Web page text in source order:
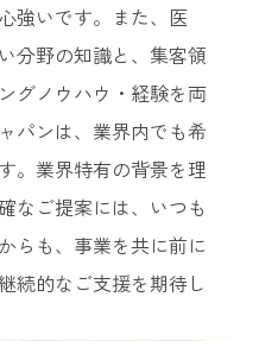
強いです。また、医
分野の知識と、集客領
グノウハウ・経験を両
パンは、業界内でも希
。業界特有の背景を理
なご提案には、いつも
らも、事業を共に前に
続的なご支援を期待し